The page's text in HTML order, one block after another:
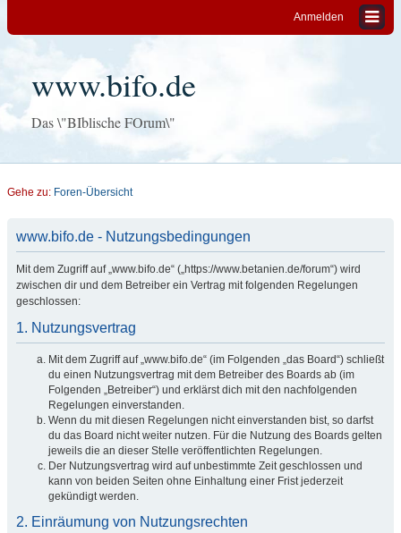
Anmelden
www.bifo.de
Das \"BIblische FOrum\"
Gehe zu: Foren-Übersicht
www.bifo.de - Nutzungsbedingungen
Mit dem Zugriff auf „www.bifo.de“ („https://www.betanien.de/forum“) wird
zwischen dir und dem Betreiber ein Vertrag mit folgenden Regelungen
geschlossen:
1. Nutzungsvertrag
Mit dem Zugriff auf „www.bifo.de“ (im Folgenden „das Board“) schließt
du einen Nutzungsvertrag mit dem Betreiber des Boards ab (im
Folgenden „Betreiber“) und erklärst dich mit den nachfolgenden
Regelungen einverstanden.
Wenn du mit diesen Regelungen nicht einverstanden bist, so darfst
du das Board nicht weiter nutzen. Für die Nutzung des Boards gelten
jeweils die an dieser Stelle veröffentlichten Regelungen.
Der Nutzungsvertrag wird auf unbestimmte Zeit geschlossen und
kann von beiden Seiten ohne Einhaltung einer Frist jederzeit
gekündigt werden.
2. Einräumung von Nutzungsrechten